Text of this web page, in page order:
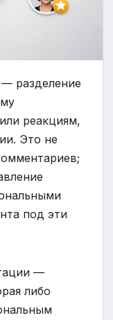
разделение
реакциям,
Это не
под эти
—
либо